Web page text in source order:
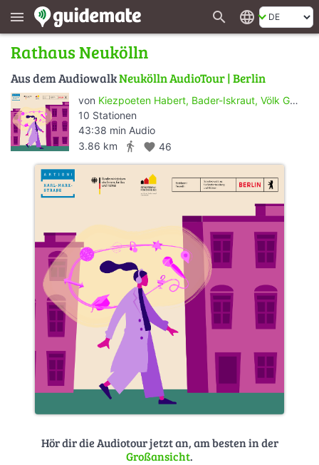
menu search language
Rathaus Neukölln
Aus dem AudiowalkNeukölln AudioTour | Berlin
von Kiezpoeten Habert, Bader-Iskraut, Völk GbR
10 Stationen
43:38 min Audio
3.86 km
directions_walk favorite 46
Hör dir die Audiotour jetzt an, am besten in der
Großansicht.